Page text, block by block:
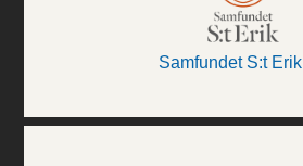
Samfundet S:t Erik